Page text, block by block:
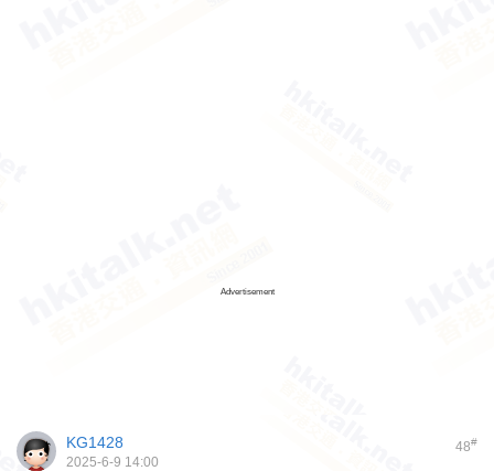
Advertisement
48#
KG1428
2025-6-9 14:00